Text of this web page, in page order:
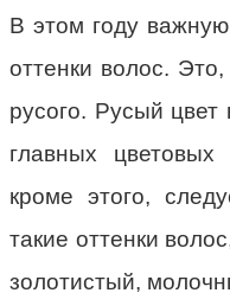
В этом году
оттенки волос.
русого. Русый цвет
главных
кроме этого,
такие оттенки
золотистый,